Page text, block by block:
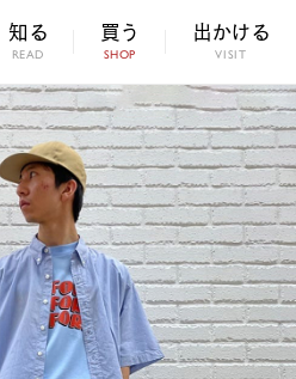
知る
READ
買う
SHOP
出かける
VISIT